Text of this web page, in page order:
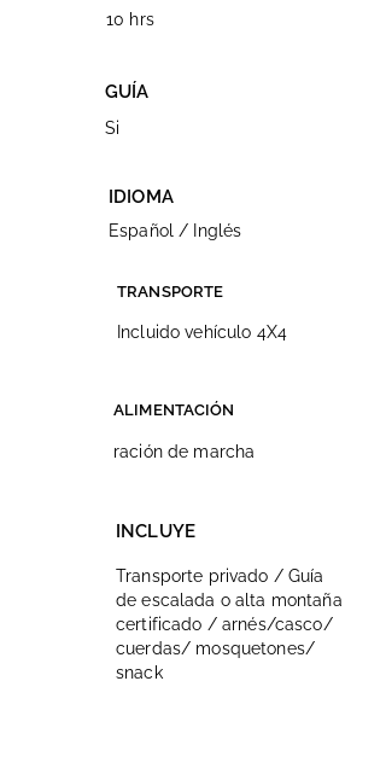
10 hrs
GUÍA
Si
IDIOMA
Español / Inglés
TRANSPORTE
Incluido vehículo 4X4
ALIMENTACIÓN
ración de marcha
INCLUYE
Transporte privado / Guía
de escalada o alta montaña
certificado / arnés/casco/
cuerdas/ mosquetones/
snack